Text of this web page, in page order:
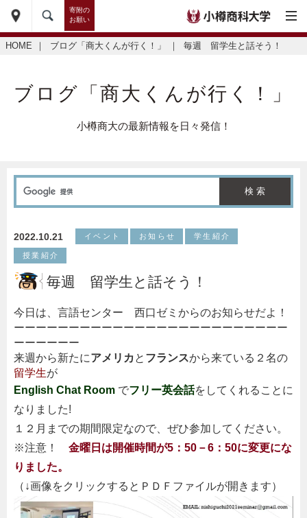
寄附の
お願い
HOME ｜ ブログ「商大くんが行く！」 ｜ 毎週 留学生と話そう！
ブログ「商大くんが行く！」
小樽商大の最新情報を日々発信！
2022.10.21 イベント お知らせ 学生紹介
授業紹介
毎週 留学生と話そう！
今日は、言語センター 西口ゼミからのお知らせだよ！
ーーーーーーーーーーーーーーーーーーーーーーーーー
ーーーーーー
来週から新たにアメリカ と フランスから来ている２名の
留学生が
English Chat Room でフリー英会話をしてくれることに
なりました!
１２月までの期間限定なので、ぜひ参加してください。
※注意！
金曜日は開催時間が5：50－6：50に変更にな
りました。
（↓画像をクリックするとＰＤＦファイルが開きます）